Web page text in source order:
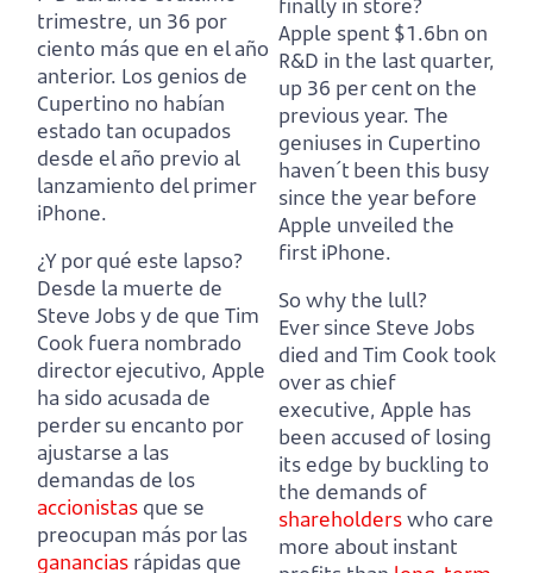
trimestre, un 36 por
ciento más que en el año
anterior. Los genios de
Cupertino no habían
estado tan ocupados
desde el año previo al
lanzamiento del primer
iPhone.
¿Y por qué este lapso?
Desde la muerte de
Steve Jobs y de que Tim
Cook fuera nombrado
director ejecutivo, Apple
ha sido acusada de
perder su encanto por
ajustarse a las
demandas de los
accionistas que se
preocupan más por las
ganancias rápidas que
Apple spent $1.6bn on
R&D in the last quarter,
up 36 per cent on the
previous year. The
geniuses in Cupertino
haven´t been this busy
since the year before
Apple unveiled the
first iPhone.
So why the lull?
Ever since Steve Jobs
died and Tim Cook took
over as chief
executive, Apple has
been accused of losing
its edge by buckling to
the demands of
shareholderswho care
more about instant